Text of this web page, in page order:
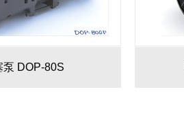
泵 DOP-80S